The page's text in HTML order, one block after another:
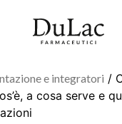
e integratori /
a cosa serve e